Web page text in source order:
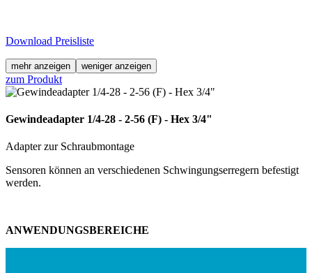
Download Preisliste
mehr anzeigen weniger anzeigen
zum Produkt
Gewindeadapter 1/4-28 - 2-56 (F) - Hex 3/4"
Adapter zur Schraubmontage
Sensoren können an verschiedenen Schwingungserregern befestigt
werden.
ANWENDUNGSBEREICHE